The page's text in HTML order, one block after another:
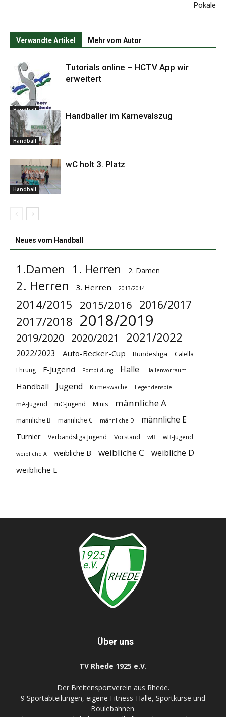
Pokale
Verwandte Artikel Mehr vom Autor
Handball
Tutorials online – HCTV App wir
erweitert
Handball
Handballer im Karnevalszug
Handball
wC holt 3. Platz
Neues vom Handball
1.Damen 1. Herren 2. Damen
2. Herren 3. Herren 2013/2014
2014/2015 2015/2016 2016/2017
2017/2018 2018/2019
2019/2020 2020/2021 2021/2022
2022/2023 Auto-Becker-Cup Bundesliga
Calella
Ehrung
F-Jugend Fortbildung Halle Hallenvorraum
Handball Jugend Kirmeswache Legendenspiel
mA-Jugend mC-Jugend Minis männliche A
männliche B männliche C männliche D männliche E
Turnier Verbandsliga Jugend Vorstand wB wB-Jugend
weibliche A weibliche B weibliche C weibliche D
weibliche E
Über uns
TV Rhede 1925 e.V.
Der Breitensportverein aus Rhede.
9 Sportabteilungen, eigene Fitness-Halle, Sportkurse und
Boulebahnen.